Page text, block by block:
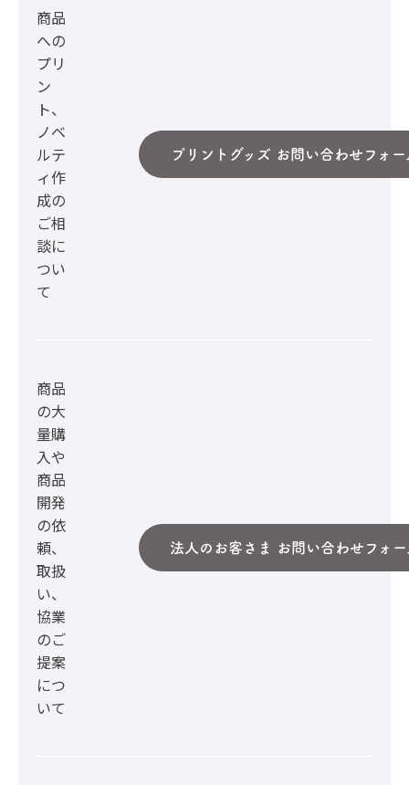
商品
への
プリ
ン
ト、
ノベ
ルテ
ィ作
成の
ご相
談に
つい
て
プリントグッズ お問い合わせフォー
商品
の大
量購
入や
商品
開発
の依
頼、
取扱
い、
協業
のご
提案
につ
いて
法人のお客さま お問い合わせフォー